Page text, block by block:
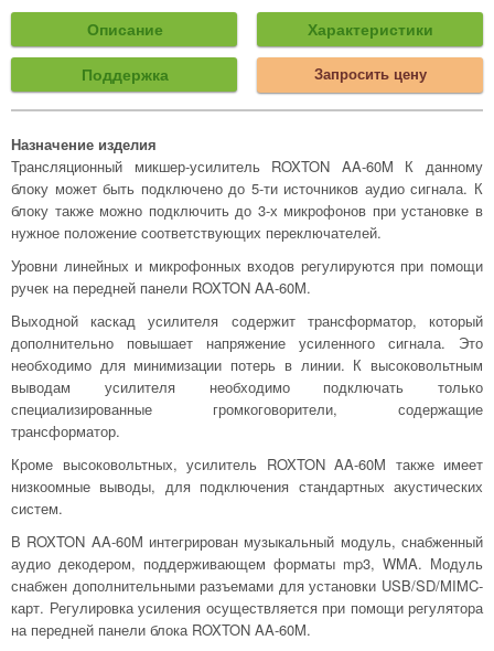
Описание Характеристики
Поддержка Запросить цену
Назначение изделия
Трансляционный микшер-усилитель ROXTON AA-60M К данному
блоку может быть подключено до 5-ти источников аудио сигнала. К
блоку также можно подключить до 3-х микрофонов при установке в
нужное положение соответствующих переключателей.
Уровни линейных и микрофонных входов регулируются при помощи
ручек на передней панели ROXTON AA-60M.
Выходной каскад усилителя содержит трансформатор, который
дополнительно повышает напряжение усиленного сигнала. Это
необходимо для минимизации потерь в линии. К высоковольтным
выводам усилителя необходимо подключать только
специализированные громкоговорители, содержащие
трансформатор.
Кроме высоковольтных, усилитель ROXTON AA-60M также имеет
низкоомные выводы, для подключения стандартных акустических
систем.
В ROXTON AA-60M интегрирован музыкальный модуль, снабженный
аудио декодером, поддерживающем форматы mp3, WMA. Модуль
снабжен дополнительными разъемами для установки USB/SD/MIMC-
карт. Регулировка усиления осуществляется при помощи регулятора
на передней панели блока ROXTON AA-60M.